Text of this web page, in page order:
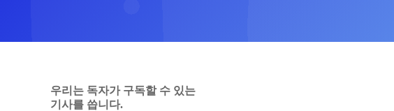
우리는 독자가 구독할 수 있는
기사를 씁니다.